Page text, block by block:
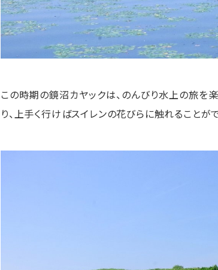
この時期の鏡沼カヤックは、のんびり水上の旅を
り、上手く行けばスイレンの花びらに触れることが